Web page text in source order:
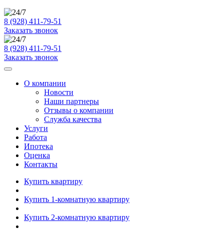
8 (928) 411-79-51
Заказать звонок
8 (928) 411-79-51
Заказать звонок
О компании
Новости
Наши партнеры
Отзывы о компании
Служба качества
Услуги
Работа
Ипотека
Оценка
Контакты
Купить квартиру
Купить 1-комнатную квартиру
Купить 2-комнатную квартиру